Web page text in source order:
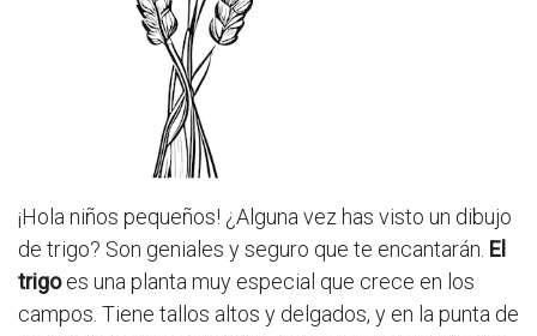
¡Hola niños pequeños! ¿Alguna vez has visto un dibujo
de trigo? Son geniales y seguro que te encantarán. El
trigoes una planta muy especial que crece en los
campos. Tiene tallos altos y delgados, y en la punta de